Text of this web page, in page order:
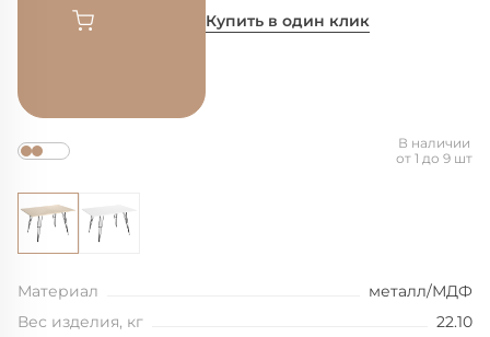
Купить в один клик
В наличии
от 1 до 9 шт
Материал
металл/МДФ
Вес изделия, кг
22.10